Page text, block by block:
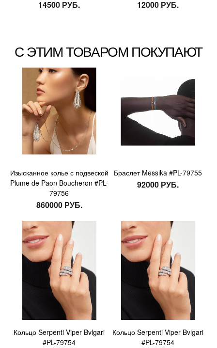
14500 РУБ. 12000 РУБ.
С ЭТИМ ТОВАРОМ ПОКУПАЮТ
Изысканное колье с подвеской
Plume de Paon Boucheron #PL-
79756
860000 РУБ.
Браслет Messika #PL-79755
92000 РУБ.
Кольцо Serpenti Viper Bvlgari
#PL-79754
Кольцо Serpenti Viper Bvlgari
#PL-79754